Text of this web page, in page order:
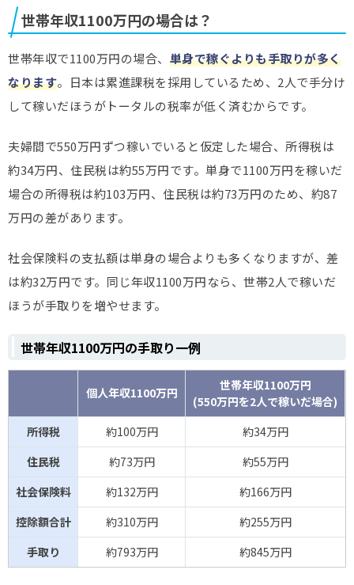
世帯年収1100万円の場合は？
世帯年収で1100万円の場合、 単身で稼ぐよりも手取りが多く
なります。日本は累進課税を採用しているため、2人で手分け
して稼いだほうがトータルの税率が低く済むからです。
夫婦間で550万円ずつ稼いでいると仮定した場合、所得税は
約34万円、住民税は約55万円です。単身で1100万円を稼いだ
場合の所得税は約103万円、住民税は約73万円のため、約87
万円の差があります。
社会保険料の支払額は単身の場合よりも多くなりますが、差
は約32万円です。同じ年収1100万円なら、世帯2人で稼いだ
ほうが手取りを増やせます。
世帯年収1100万円の手取り一例
個人年収1100万円
世帯年収1100万円
(550万円を2人で稼いだ場合)
所得税
約100万円
約34万円
住民税
約73万円
約55万円
社会保険料
約132万円
約166万円
控除額合計
約310万円
約255万円
手取り
約793万円 約845万円